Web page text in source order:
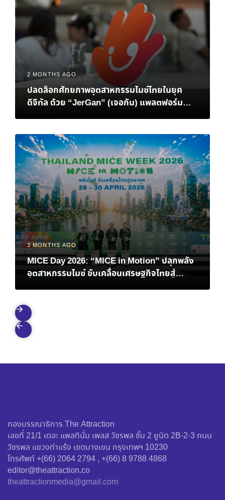
2 MONTHS AGO
ปลดล็อกศักยภาพอุตสาหกรรมไมซ์ไทยในยุค
ดิจิทัล ด้วย “JerGan” (เจอกัน) แพลตฟอร์ม
3 MONTHS AGO
MICE Day 2026: “MICE in Motion” ปลุกพลัง
อุตสาหกรรมไมซ์ ขับเคลื่อนเศรษฐกิจไทยสู่
อนาคตที่ยั่งยืน
กองบรรณาธิการ The Attraction
เลขที่ 21/1 เดอะ แพลทินั่ม เพลส วัชรพล ชั้น 2 ยูนิต 2B-2-3 ถนน
วัชรพล แขวงท่าแร้ง เขตบางเขน กรุงเทพฯ 10230
โทรศัพท์ +(66) 2064 2794 , +(66) 8 9788 4868
editor@theattraction.co
theattractionmedia@gmail.com